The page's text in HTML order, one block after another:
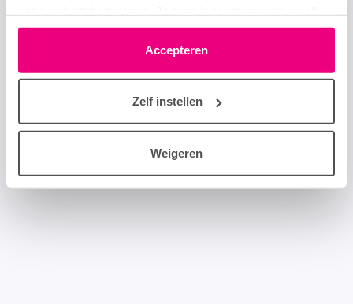
moment wijzigen of intrekken via het cookie-icoontje
linksonder elke pagina. De lijst met partners is te vinden
in het tabblad “details”.
Accepteren
Zelf instellen
Weigeren